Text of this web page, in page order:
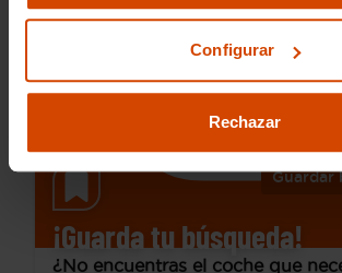
Configurar
Rechazar
2025
20.060 km
Manual
Guardar
¡Guarda tu búsqueda!
¿No encuentras el coche que